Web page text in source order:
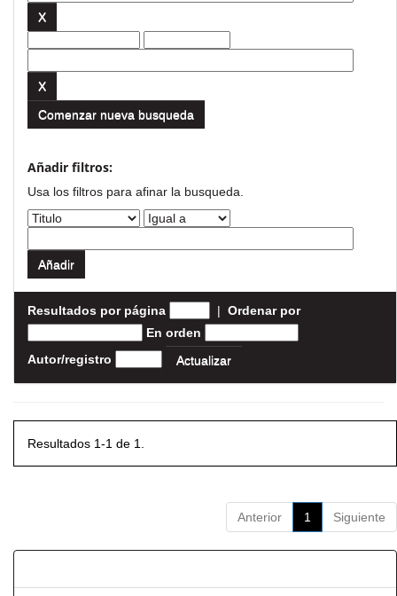
Comenzar nueva busqueda
Añadir filtros:
Usa los filtros para afinar la busqueda.
Resultados por página | Ordenar por
En orden
Autor/registro
Resultados 1-1 de 1.
Anterior 1 Siguiente